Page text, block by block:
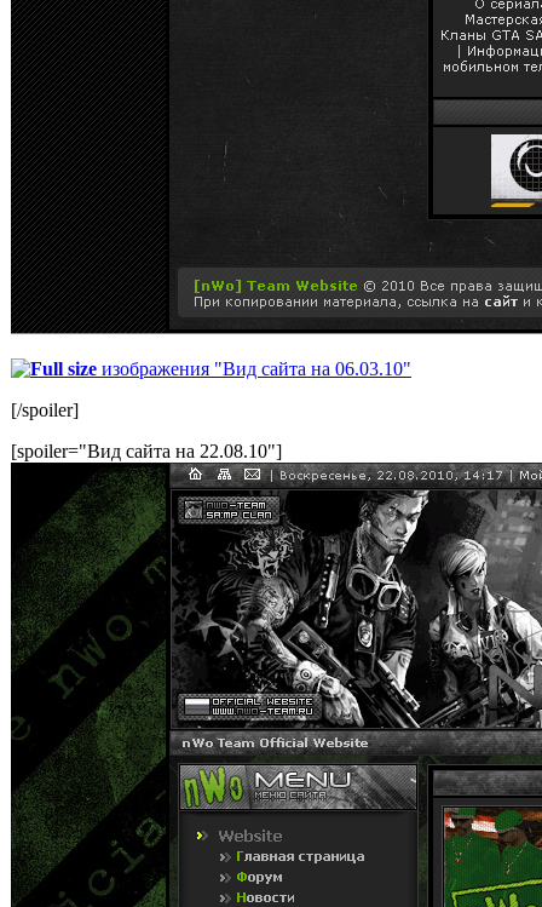
Full size изображения "Вид сайта на 06.03.10"
[/spoiler]
[spoiler="Вид сайта на 22.08.10"]